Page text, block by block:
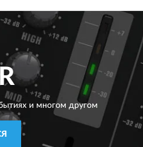
и многом другом